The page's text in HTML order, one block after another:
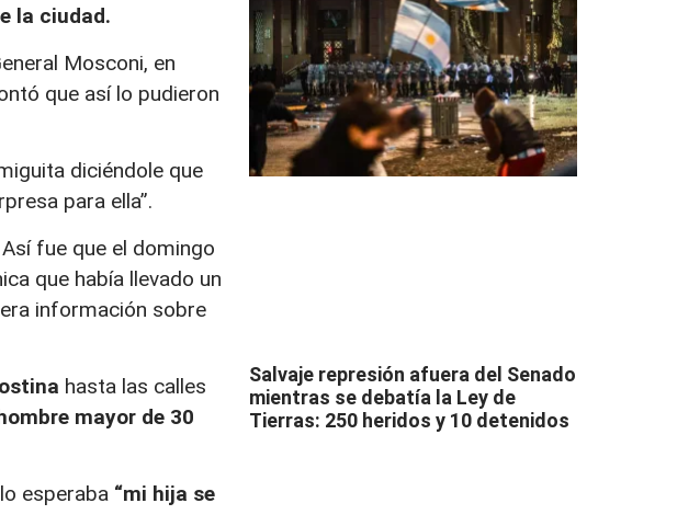
la ciudad.
Mosconi, en
que así lo pudieron
diciéndole que
para ella”.
fue que el domingo
que había llevado un
información sobre
hasta las calles
mayor de 30
esperaba “mi hija se
Salvaje represión afuera del Senado
mientras se debatía la Ley de
Tierras: 250 heridos y 10 detenidos